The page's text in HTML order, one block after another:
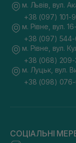
м. Львів, вул.
+38 (097) 101-
м. Рівне, вул.
+38 (097) 544-
м. Рівне, вул.
+38 (068)
м. Луцьк, вул.
+38 (098)
СОЦІАЛЬНІ